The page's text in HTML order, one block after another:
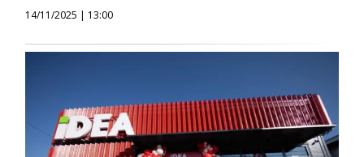
14/11/2025 | 13:00